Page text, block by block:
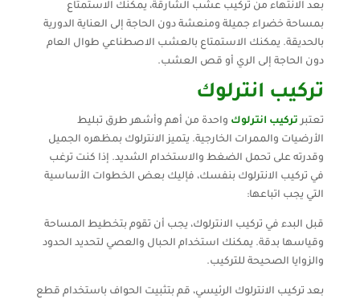
بعد الانتهاء من تركيب عشب الشارقة، يمكنك الاستمتاع
بمساحة خضراء جميلة ومنعشة دون الحاجة إلى العناية الدورية
بالحديقة. يمكنك الاستمتاع بالعشب الاصطناعي طوال العام
دون الحاجة إلى الري أو قص العشب.
تركيب انترلوك
تعتبرتركيب انترلوك واحدة من أهم وأشهر طرق تبليط
الأرضيات والممرات الخارجية. يتميز الانترلوك بمظهره الجميل
وقدرته على تحمل الضغط والاستخدام الشديد. إذا كنت ترغب
في تركيب الانترلوك بنفسك، فإليك بعض الخطوات الأساسية
التي يجب اتباعها:
قبل البدء في تركيب الانترلوك، يجب أن تقوم بتخطيط المساحة
وقياسها بدقة. يمكنك استخدام الحبال والعصي لتحديد الحدود
والزوايا الصحيحة للتركيب.
بعد تركيب الانترلوك الرئيسي، قم بتثبيت الحواف باستخدام قطع